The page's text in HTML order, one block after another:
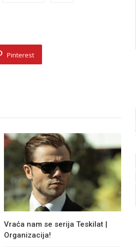
Pinterest
Vraća nam se serija Teskilat |
Organizacija!